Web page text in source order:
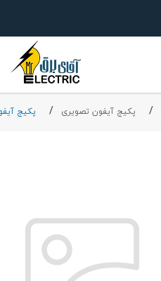
پکیج آیفون تصویری پکیج